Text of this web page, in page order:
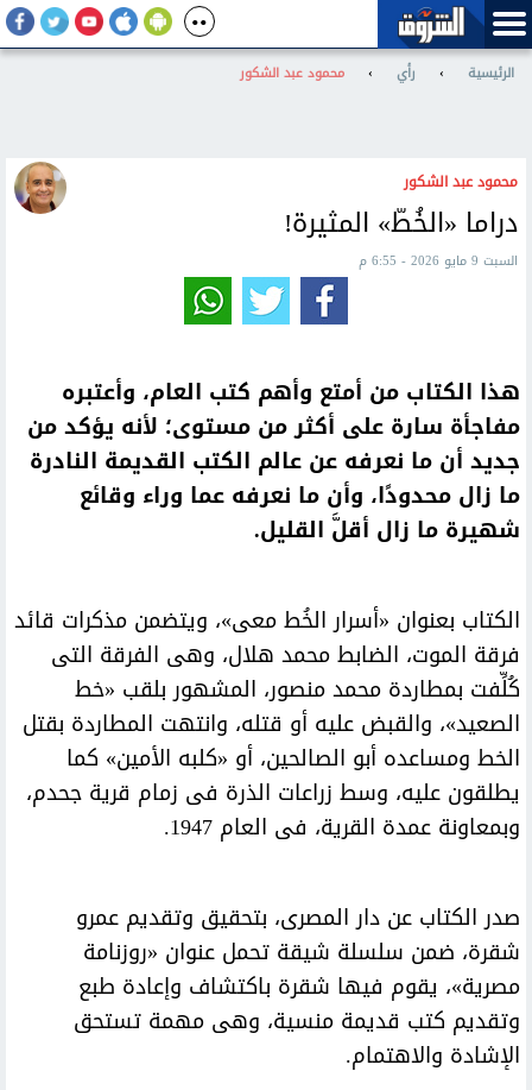
الرئيسية › رأي › محمود عبد الشكور
محمود عبد الشكور
دراما «الخُطّ» المثيرة!
السبت 9 مايو 2026 - 6:55 م
هذا الكتاب من أمتع وأهم كتب العام، وأعتبره
مفاجأة سارة على أكثر من مستوى؛ لأنه يؤكد من
جديد أن ما نعرفه عن عالم الكتب القديمة النادرة
ما زال محدودًا، وأن ما نعرفه عما وراء وقائع
شهيرة ما زال أقلَّ القليل.
الكتاب بعنوان «أسرار الخُط معى»، ويتضمن مذكرات قائد
فرقة الموت، الضابط محمد هلال، وهى الفرقة التى
كُلِّفت بمطاردة محمد منصور، المشهور بلقب «خط
الصعيد»، والقبض عليه أو قتله، وانتهت المطاردة بقتل
الخط ومساعده أبو الصالحين، أو «كلبه الأمين» كما
يطلقون عليه، وسط زراعات الذرة فى زمام قرية جحدم،
وبمعاونة عمدة القرية، فى العام 1947.
صدر الكتاب عن دار المصرى، بتحقيق وتقديم عمرو
شقرة، ضمن سلسلة شيقة تحمل عنوان «روزنامة
مصرية»، يقوم فيها شقرة باكتشاف وإعادة طبع
وتقديم كتب قديمة منسية، وهى مهمة تستحق
الإشادة والاهتمام.